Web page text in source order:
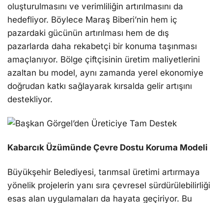
oluşturulmasını ve verimliliğin artırılmasını da
hedefliyor. Böylece Maraş Biberi’nin hem iç
pazardaki gücünün artırılması hem de dış
pazarlarda daha rekabetçi bir konuma taşınması
amaçlanıyor. Bölge çiftçisinin üretim maliyetlerini
azaltan bu model, aynı zamanda yerel ekonomiye
doğrudan katkı sağlayarak kırsalda gelir artışını
destekliyor.
Kabarcık Üzümünde Çevre Dostu Koruma Modeli
Büyükşehir Belediyesi, tarımsal üretimi artırmaya
yönelik projelerin yanı sıra çevresel sürdürülebilirliği
esas alan uygulamaları da hayata geçiriyor. Bu